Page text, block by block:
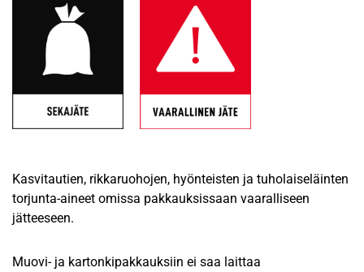
Kasvitautien, rikkaruohojen, hyönteisten ja tuholaiseläinten
torjunta-aineet omissa pakkauksissaan vaaralliseen
jätteeseen.
Muovi- ja kartonkipakkauksiin ei saa laittaa